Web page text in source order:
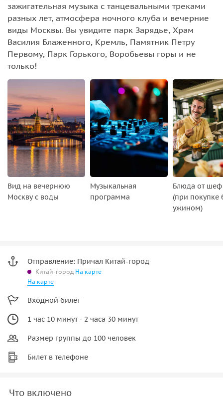
зажигательная музыка с танцевальными треками
разных лет, атмосфера ночного клуба и вечерние
виды Москвы. Вы увидите парк Зарядье, Храм
Василия Блаженного, Кремль, Памятник Петру
Первому, Парк Горького, Воробьевы горы и не
только!
Вид на вечернюю
Москву с воды
Музыкальная
программа
Блюда от
(при покупке
ужином)
Отправление: Причал Китай-город
Китай-город На карте
На карте
Входной билет
1 час 10 минут - 2 часа 30 минут
Размер группы до 100 человек
Билет в телефоне
Что включено